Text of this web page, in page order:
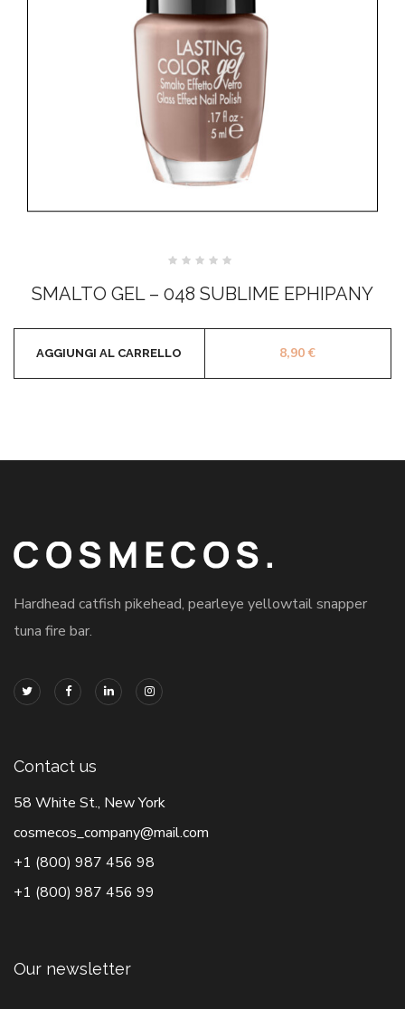
su
5
SMALTO GEL – 048 SUBLIME EPHIPANY
8,90€
AGGIUNGI AL CARRELLO
Hardhead catfish pikehead, pearleye yellowtail snapper
tuna fire bar.
Contact us
58 White St., New York
cosmecos_company@mail.com
+1 (800) 987 456 98
+1 (800) 987 456 99
Our newsletter